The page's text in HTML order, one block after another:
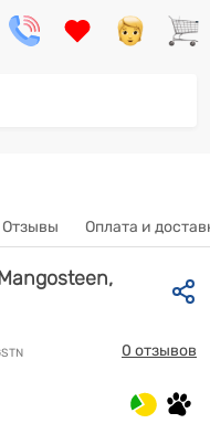
Отзывы Оплата и
0 отзывов